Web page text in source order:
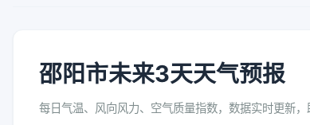
邵阳市未来3天天气预报
每日气温、风向风力、空气质量指数，数据实时更新